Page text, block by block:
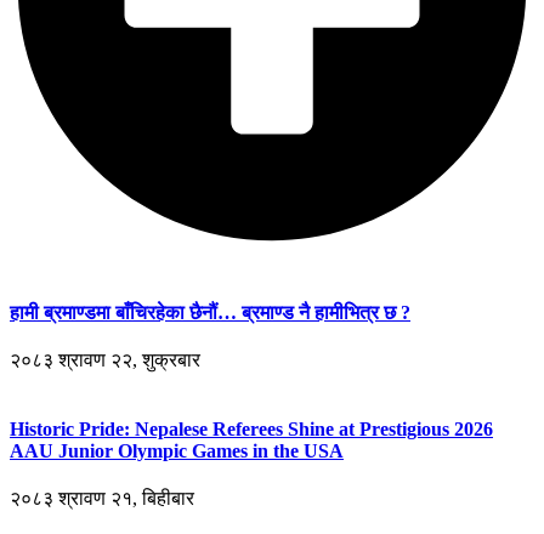
हामी ब्रमाण्डमा बाँचिरहेका छैनौं… ब्रमाण्ड नै हामीभित्र छ ?
२०८३ श्रावण २२, शुक्रबार
Historic Pride: Nepalese Referees Shine at Prestigious 2026
AAU Junior Olympic Games in the USA
२०८३ श्रावण २१, बिहीबार